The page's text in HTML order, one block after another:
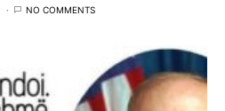
NO COMMENTS